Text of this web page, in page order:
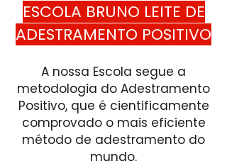
ESCOLA BRUNO LEITE DE
ADESTRAMENTO POSITIVO
A nossa Escola segue a
metodologia do Adestramento
Positivo, que é cientificamente
comprovado o mais eficiente
método de adestramento do
mundo.